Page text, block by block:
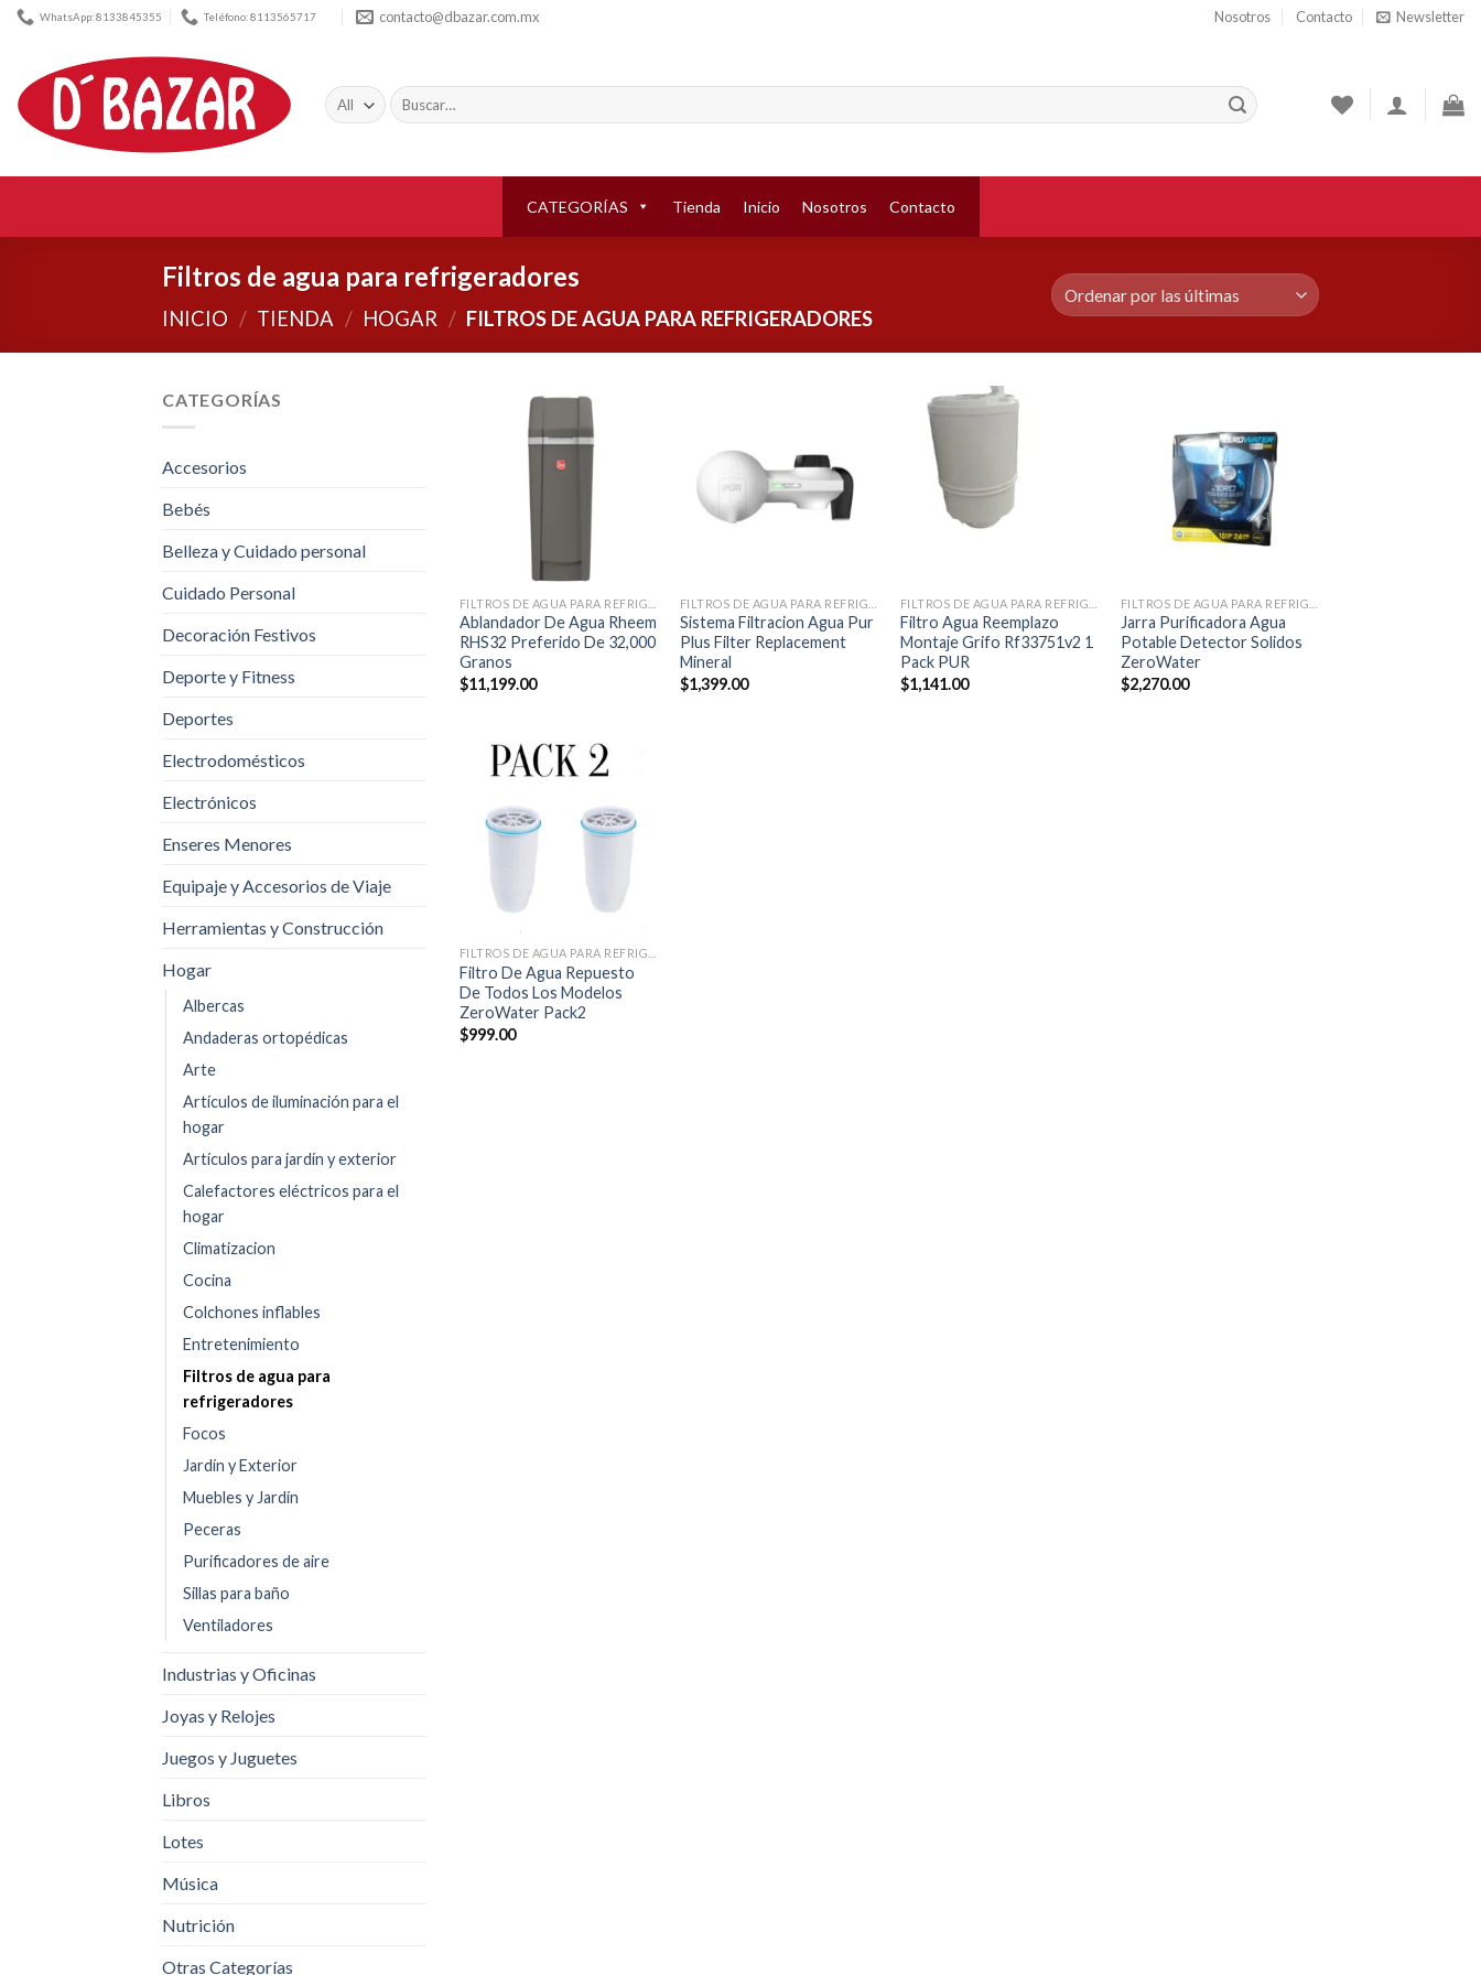
Skip
content
WhatsApp: 8133845355 Teléfono: 8113565717 contacto@dbazar.com.mx Nosotros Contacto Newsletter
Buscar
por:
CATEGORÍAS Tienda Inicio Nosotros Contacto
Filtros de agua para refrigeradores
INICIO / TIENDA / HOGAR / FILTROS DE AGUA PARA REFRIGERADORES
CATEGORÍAS
Accesorios
Bebés
Belleza y Cuidado personal
Cuidado Personal
Decoración Festivos
Deporte y Fitness
Deportes
Electrodomésticos
Electrónicos
Enseres Menores
Equipaje y Accesorios de Viaje
Herramientas y Construcción
Hogar
Albercas
Andaderas ortopédicas
Arte
Artículos de iluminación para el
hogar
Artículos para jardín y exterior
Calefactores eléctricos para el
hogar
Climatizacion
Cocina
Colchones inflables
Entretenimiento
Filtros de agua para
refrigeradores
Focos
Jardín y Exterior
Muebles y Jardín
Peceras
Purificadores de aire
Sillas para baño
Ventiladores
Industrias y Oficinas
Joyas y Relojes
Juegos y Juguetes
Libros
Lotes
Música
Nutrición
Otras Categorías
Ablandador De Agua Rheem
RHS32 Preferido De 32,000
Granos
$11,199.00
a la
lista de
deseos
Sistema Filtracion Agua Pur
Plus Filter Replacement
Mineral
$1,399.00
Filtro Agua Reemplazo
Montaje Grifo Rf33751v2 1
Pack PUR
$1,141.00
Añadir
a la
lista de
deseos
Jarra Purificadora Agua
Potable Detector Solidos
ZeroWater
$2,270.00
a la
lista de
Filtro De Agua Repuesto
De Todos Los Modelos
ZeroWater Pack2
$999.00